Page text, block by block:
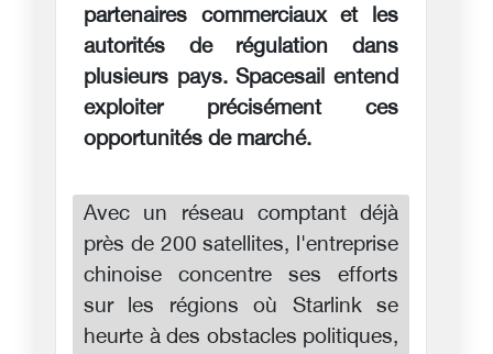
partenaires commerciaux et les
autorités de régulation dans
plusieurs pays. Spacesail entend
exploiter précisément ces
opportunités de marché.
Avec un réseau comptant déjà
près de 200 satellites, l'entreprise
chinoise concentre ses efforts
sur les régions où Starlink se
heurte à des obstacles politiques,